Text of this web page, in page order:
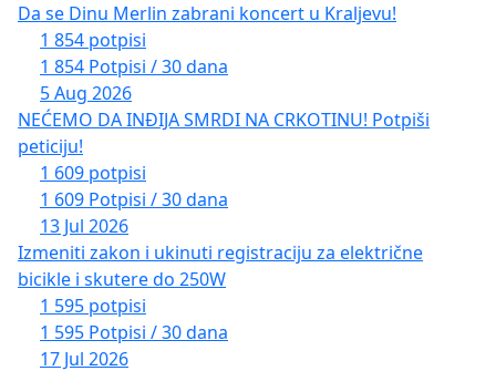
Da se Dinu Merlin zabrani koncert u Kraljevu!
1 854 potpisi
1 854 Potpisi / 30 dana
5 Aug 2026
NEĆEMO DA INĐIJA SMRDI NA CRKOTINU! Potpiši
peticiju!
1 609 potpisi
1 609 Potpisi / 30 dana
13 Jul 2026
Izmeniti zakon i ukinuti registraciju za električne
bicikle i skutere do 250W
1 595 potpisi
1 595 Potpisi / 30 dana
17 Jul 2026